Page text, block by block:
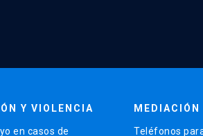
Y VIOLENCIA
en casos de
Teléfonos